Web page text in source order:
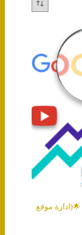
ادارة حملات اعلانية + تحسين SEO 🌟(ادارة موقع